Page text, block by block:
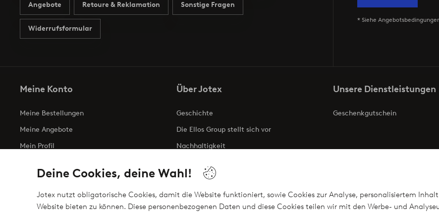
Deine Cookies, deine Wahl!
Jotex nutzt obligatorische Cookies, damit die Website funktioniert, sowie Cookies zur Analyse, personalisiertem
Website bieten zu können. Diese personenbezogenen Daten und diese Cookies teilen wir mit den Werbe- und
Angebote Retoure & Reklamation Sonstige Fragen
Widerrufsformular
* Siehe
Meine Konto
Meine Bestellungen
Meine Angebote
Mein Profil
Über Jotex
Geschichte
Die Ellos Group stellt sich vor
Nachhaltigkeit
Erklärung zur Barrierefreiheit
Unsere Dienstleistungen
Geschenkgutschein